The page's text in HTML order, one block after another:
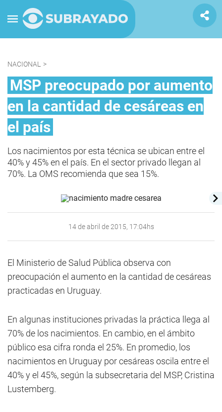
NACIONAL >
MSP preocupado por aumento
en la cantidad de cesáreas en
el país
Los nacimientos por esta técnica se ubican entre el
40% y 45% en el país. En el sector privado llegan al
70%. La OMS recomienda que sea 15%.
14 de abril de 2015, 17:04hs
El Ministerio de Salud Pública observa con
preocupación el aumento en la cantidad de cesáreas
practicadas en Uruguay.
En algunas instituciones privadas la práctica llega al
70% de los nacimientos. En cambio, en el ámbito
público esa cifra ronda el 25%. En promedio, los
nacimientos en Uruguay por cesáreas oscila entre el
40% y el 45%, según la subsecretaria del MSP, Cristina
Lustemberg.